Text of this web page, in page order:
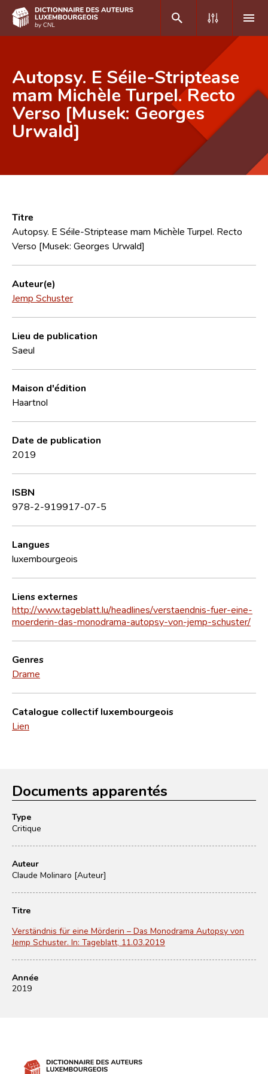
DE FR
Accueil
Auteur(e)s A-Z
Équipe scientifique
Contact
Autopsy. E Séile-Striptease
mam Michèle Turpel. Recto
Verso [Musek: Georges
Urwald]
Titre
Autopsy. E Séile-Striptease mam Michèle Turpel. Recto
Verso [Musek: Georges Urwald]
Auteur(e)
Jemp Schuster
Lieu de publication
Saeul
Maison d'édition
Haartnol
Date de publication
2019
ISBN
978-2-919917-07-5
Langues
luxembourgeois
Liens externes
http://www.tageblatt.lu/headlines/verstaendnis-fuer-eine-
moerderin-das-monodrama-autopsy-von-jemp-schuster/
Genres
Drame
Catalogue collectif luxembourgeois
Lien
Documents apparentés
Type
Critique
Auteur
Claude Molinaro [Auteur]
Titre
Verständnis für eine Mörderin – Das Monodrama Autopsy von
Jemp Schuster. In: Tageblatt, 11.03.2019
Année
2019